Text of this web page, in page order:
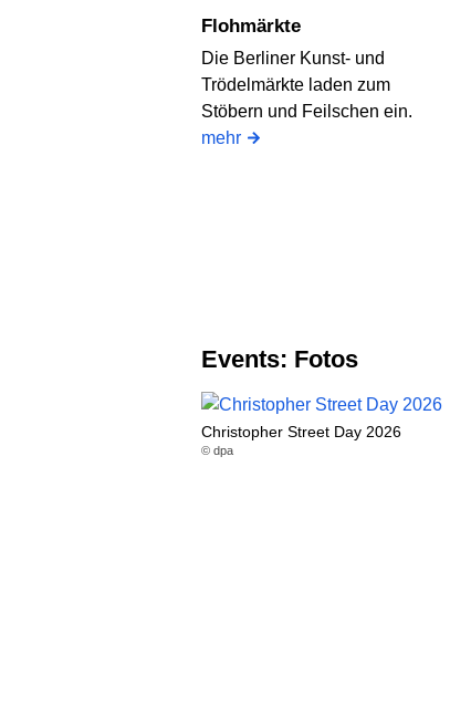
Flohmärkte
Die Berliner Kunst- und
Trödelmärkte laden zum
Stöbern und Feilschen ein.
mehr
Events: Fotos
Christopher Street Day 2026
© dpa